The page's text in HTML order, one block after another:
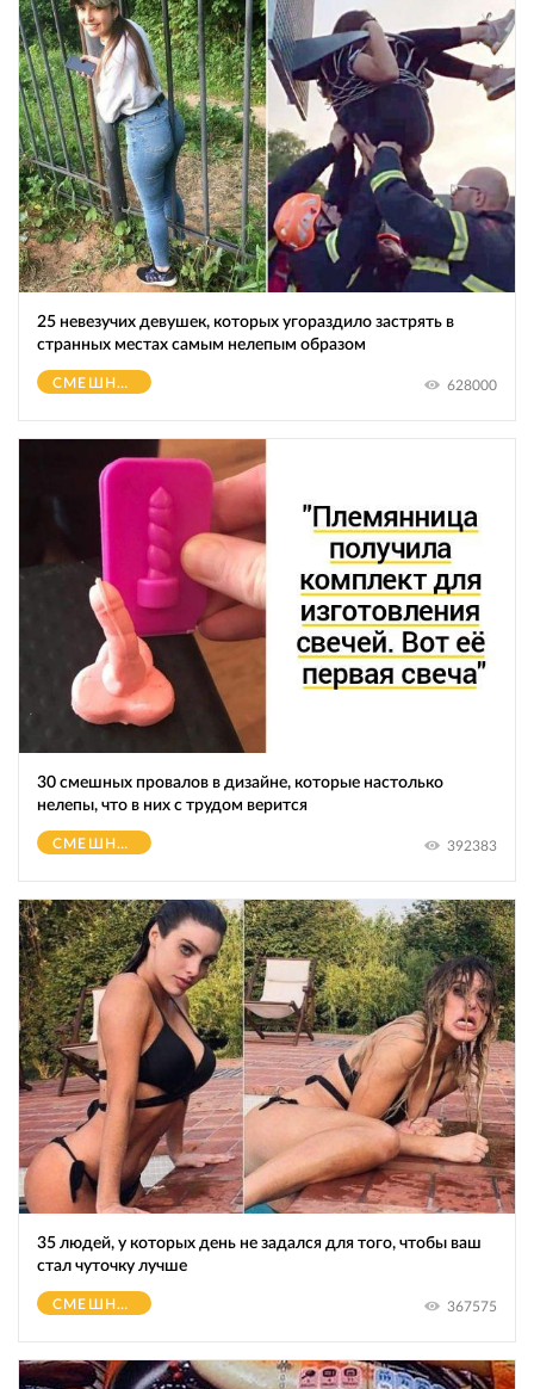
25 невезучих девушек, которых угораздило застрять в
странных местах самым нелепым образом
СМЕШНОЕ 628000
30 смешных провалов в дизайне, которые настолько
нелепы, что в них с трудом верится
СМЕШНОЕ 392383
35 людей, у которых день не задался для того, чтобы ваш
стал чуточку лучше
СМЕШНОЕ 367575